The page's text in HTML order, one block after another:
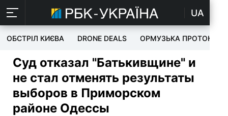
UA
ОБСТРІЛ КИЄВА DRONE DEALS ОРМУЗЬКА ПРОТОКА
Суд отказал "Батькивщине" и
не стал отменять результаты
выборов в Приморском
районе Одессы